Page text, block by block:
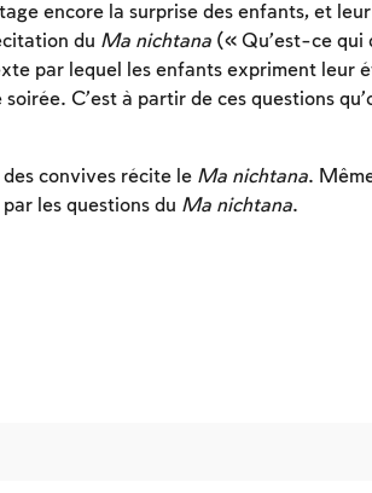
encore la surprise des enfants, et
du Ma nichtana(« Qu’est-ce qui
par lequel les enfants expriment leur
C’est à partir de ces questions
des convives récite le Ma nichtana.
les questions du Ma nichtana.
requise
ce que vous avez étudié, vous
connectez ou vous inscrire.